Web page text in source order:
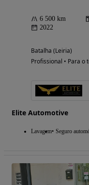
6 500 km
2022
Batalha (Leiria)
Profissional • Para o
Elite Automotive
Lavagem Seguro